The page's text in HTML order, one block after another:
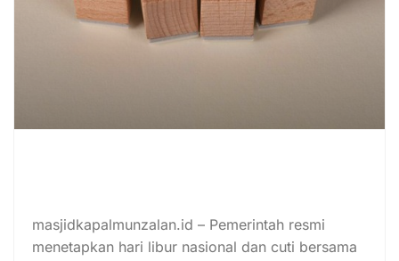
masjidkapalmunzalan.id – Pemerintah resmi
menetapkan hari libur nasional dan cuti bersama